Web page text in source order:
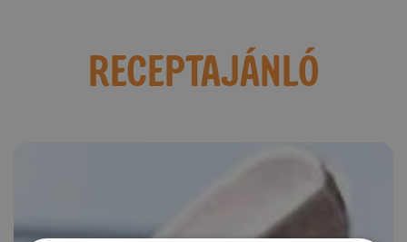
RECEPTAJÁNLÓ